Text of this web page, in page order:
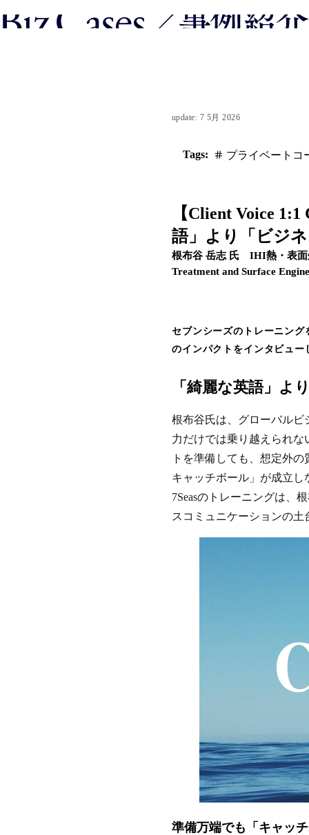
update: 7 5月 2026
Tags: プライベートコ
【Client Voice
語」より「ビジ
根布谷 岳志 氏 IHI熱・表面
Treatment and Surface
セブンシーズのトレーニン
のインパクトをインタビュー
「綺麗な英語」よ
根布谷氏は、グローバル
力だけでは乗り越えられ
トを準備しても、想定外
キャッチボール」が成立
7Seasのトレーニングは、
スコミュニケーションの
準備万端でも「キャッ